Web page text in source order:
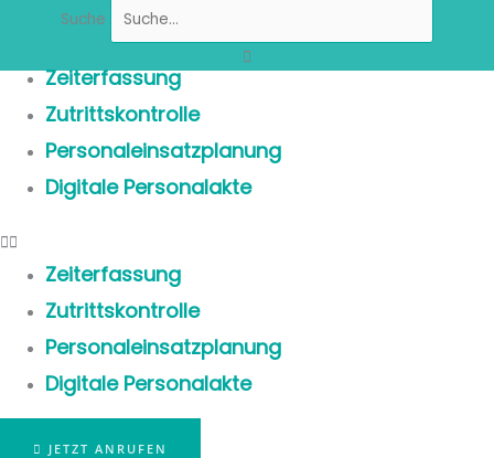
Suche
Zeiterfassung
Zutrittskontrolle
Personaleinsatzplanung
Digitale Personalakte
Zeiterfassung
Zutrittskontrolle
Personaleinsatzplanung
Digitale Personalakte
JETZT ANRUFEN